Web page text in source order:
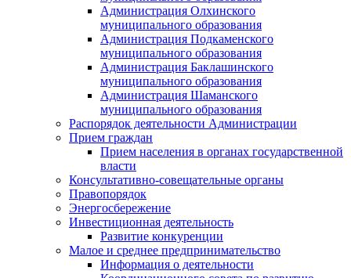
Администрация Олхинского
муниципального образования
Администрация Подкаменского
муниципального образования
Администрация Баклашинского
муниципального образования
Администрация Шаманского
муниципального образования
Распорядок деятельности Администрации
Прием граждан
Прием населения в органах государственной
власти
Консультативно-совещательные органы
Правопорядок
Энергосбережение
Инвестиционная деятельность
Развитие конкуренции
Малое и среднее предпринимательство
Информация о деятельности